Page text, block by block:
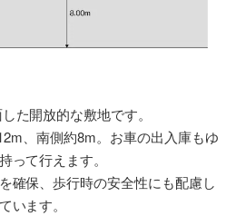
た開放的な敷地です。
、南側約8m。お車の出入庫もゆ
って行えます。
確保、歩行時の安全性にも配慮し
ています。